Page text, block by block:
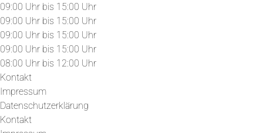
09:00 Uhr bis 15:00 Uhr
09:00 Uhr bis 15:00 Uhr
09:00 Uhr bis 15:00 Uhr
09:00 Uhr bis 15:00 Uhr
08:00 Uhr bis 12:00 Uhr
Kontakt
Impressum
Datenschutzerklärung
Kontakt